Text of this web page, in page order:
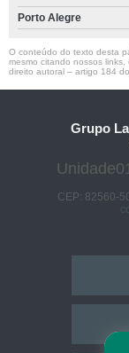
Porto Alegre
O conteúdo do texto desta
mesmo citando nossos
direito autoral – artigo 184
Grupo
CEP: 82560-